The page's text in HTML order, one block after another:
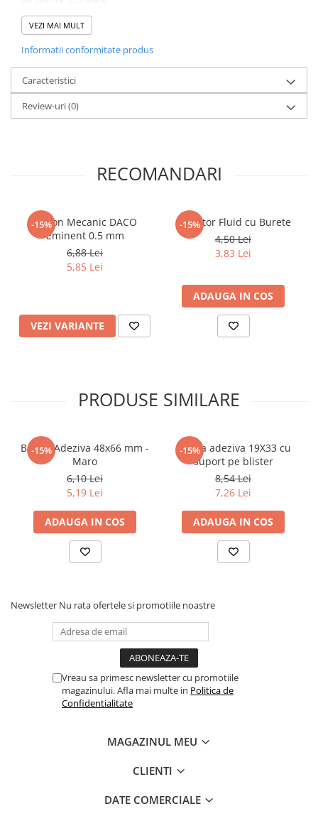
Senzatii/Suspans
Senzatii/Thriller
Teatru
Teens Book Club
Adezivi si benzi adezive
Accesorii Arhivare
Calculator
Hartie si Accesorii
Instrumente de scris
Articole scolare
Arta
Ghiozdane si Penare scolare
Instrumente si Truse Geometrie
Seturi scolare
Consumabile & Accesorii
Cadouri
Carti in dar
Carti pentru copii
Literatura Universala
Carti cartonate
Descopera lumea
Suport panzat, banda impermeabila, rezistenta
Este recomandat sa se taie cu foarfeca
VEZI MAI MULT
Informatii conformitate produs
Caracteristici
Review-uri(0)
RECOMANDARI
-15%
Creion Mecanic DACO
Eminent 0.5 mm
6,88 Lei
5,85 Lei
VEZI VARIANTE
-15%
Corector Fluid cu Burete
4,50 Lei
3,83 Lei
ADAUGA IN COS
PRODUSE SIMILARE
-15%
Banda Adeziva 48x66 mm -
Maro
6,10 Lei
5,19 Lei
ADAUGA IN COS
-15%
Banda adeziva 19X33 cu
suport pe blister
8,54 Lei
7,26 Lei
ADAUGA IN COS
Newsletter Nu rata ofertele si promotiile noastre
Vreau sa primesc newsletter cu promotiile
magazinului. Afla mai multe in Politica de
Confidentialitate
MAGAZINUL MEU
CLIENTI
DATE COMERCIALE